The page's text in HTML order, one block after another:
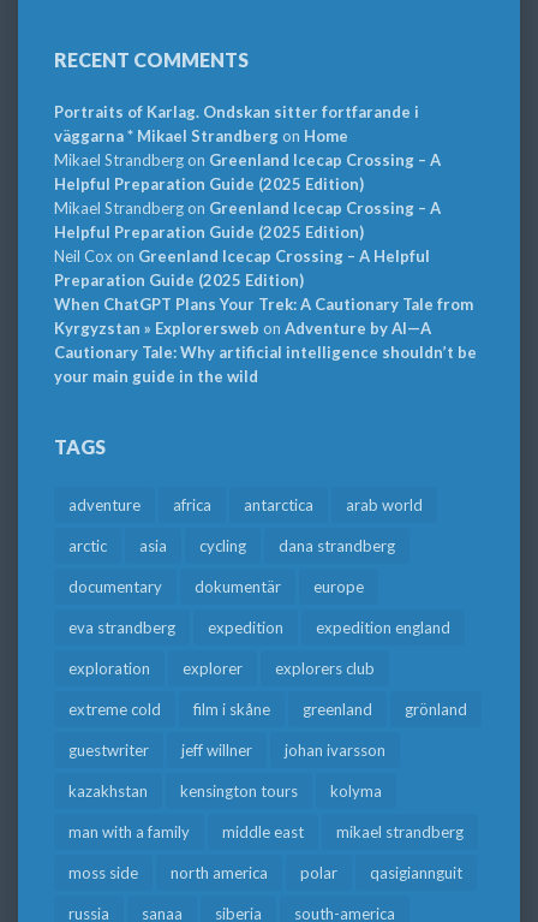
RECENT COMMENTS
Portraits of Karlag. Ondskan sitter fortfarande i
väggarna * Mikael Strandbergon Home
Mikael Strandbergon Greenland Icecap Crossing – A
Helpful Preparation Guide (2025 Edition)
Mikael Strandbergon Greenland Icecap Crossing – A
Helpful Preparation Guide (2025 Edition)
Neil Cox on Greenland Icecap Crossing – A Helpful
Preparation Guide (2025 Edition)
When ChatGPT Plans Your Trek: A Cautionary Tale from
Kyrgyzstan » Explorersweb on Adventure by AI—A
Cautionary Tale: Why artificial intelligence shouldn’t be
your main guide in the wild
TAGS
adventure africa antarctica arab world
arctic asia cycling dana strandberg
documentary dokumentär europe
eva strandberg expedition expedition england
exploration explorer explorers club
extreme cold film i skåne greenland grönland
guestwriter jeff willner johan ivarsson
kazakhstan kensington tours kolyma
man with a family middle east mikael strandberg
moss side north america polar qasigiannguit
russia sanaa siberia south-america